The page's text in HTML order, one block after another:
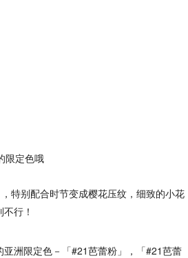
特别配合时节变成樱花压纹，细致的小花
行！
洲限定色－「#21芭蕾粉」，「#21芭蕾